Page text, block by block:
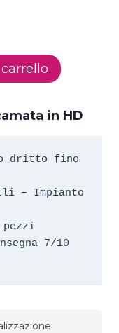
in HD
dritto fino
– Impianto
7/10